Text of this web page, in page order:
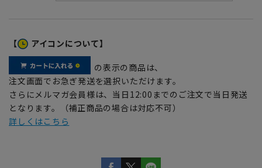
【 アイコンについて】
の表示の商品は、
注文画面でお急ぎ発送を選択いただけます。
さらにメルマガ会員様は、当日12:00までのご注文で当日発送
となります。（補正商品の場合は対応不可）
詳しくはこちら